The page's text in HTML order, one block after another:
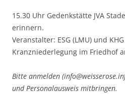
15.30 Uhr Gedenkstätte JVA
erinnern.
Veranstalter: ESG (LMU) und
Kranzniederlegung im Friedhof
Bitte anmelden
und Personalausweis mitbringen.